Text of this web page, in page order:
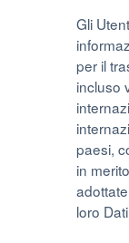
Gli
per il
incluso
paesi,
in
loro